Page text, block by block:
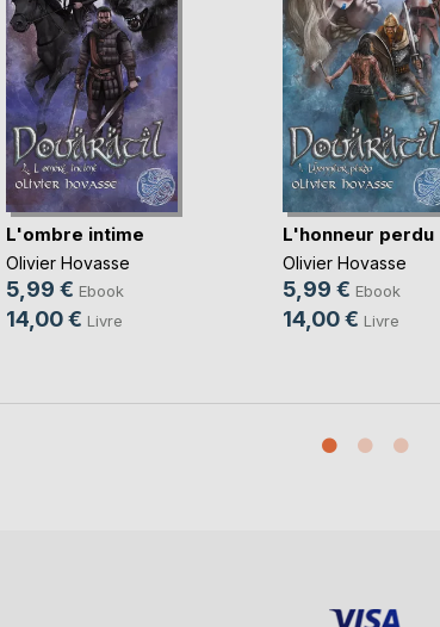
L'ombre intime
Olivier Hovasse
5,99 € Ebook
14,00 € Livre
L'honneur perdu
Olivier Hovasse
5,99 € Ebook
14,00 € Livre